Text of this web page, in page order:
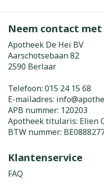
Neem contact met
Apotheek De Hei BV
Aarschotsebaan 82
2590 Berlaar
Telefoon: 015 24 15 68
E-mailadres: info@
APB nummer: 120203
Apotheek titularis: Elien
BTW nummer:
Klantenservice
FAQ